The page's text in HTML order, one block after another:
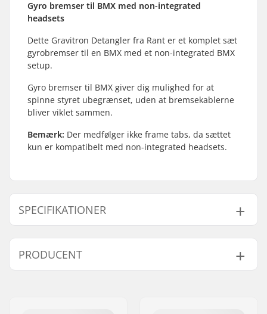
Gyro bremser til BMX med non-integrated
headsets
Dette Gravitron Detangler fra Rant er et komplet sæt
gyrobremser til en BMX med et non-integrated BMX
setup.
Gyro bremser til BMX giver dig mulighed for at
spinne styret ubegrænset, uden at bremsekablerne
bliver viklet sammen.
Bemærk: Der medfølger ikke frame tabs, da sættet
kun er kompatibelt med non-integrated headsets.
SPECIFIKATIONER
BMX Brake:
Rear or Front
Gyro kompatibel:
Vægt:
193g
PRODUCENT